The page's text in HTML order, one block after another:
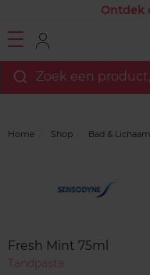
Ontdek
Zoek een
Home Shop Bad & Lichaam
Fresh Mint 75ml
Tandpasta